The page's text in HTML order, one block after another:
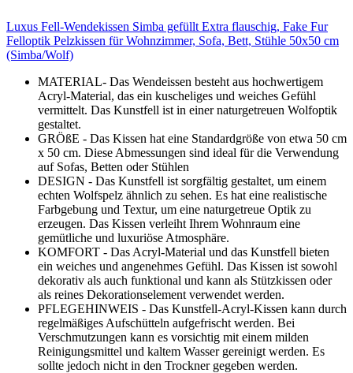
Luxus Fell-Wendekissen Simba gefüllt Extra flauschig, Fake Fur
Felloptik Pelzkissen für Wohnzimmer, Sofa, Bett, Stühle 50x50 cm
(Simba/Wolf)
MATERIAL- Das Wendeissen besteht aus hochwertigem
Acryl-Material, das ein kuscheliges und weiches Gefühl
vermittelt. Das Kunstfell ist in einer naturgetreuen Wolfoptik
gestaltet.
GRÖßE - Das Kissen hat eine Standardgröße von etwa 50 cm
x 50 cm. Diese Abmessungen sind ideal für die Verwendung
auf Sofas, Betten oder Stühlen
DESIGN - Das Kunstfell ist sorgfältig gestaltet, um einem
echten Wolfspelz ähnlich zu sehen. Es hat eine realistische
Farbgebung und Textur, um eine naturgetreue Optik zu
erzeugen. Das Kissen verleiht Ihrem Wohnraum eine
gemütliche und luxuriöse Atmosphäre.
KOMFORT - Das Acryl-Material und das Kunstfell bieten
ein weiches und angenehmes Gefühl. Das Kissen ist sowohl
dekorativ als auch funktional und kann als Stützkissen oder
als reines Dekorationselement verwendet werden.
PFLEGEHINWEIS - Das Kunstfell-Acryl-Kissen kann durch
regelmäßiges Aufschütteln aufgefrischt werden. Bei
Verschmutzungen kann es vorsichtig mit einem milden
Reinigungsmittel und kaltem Wasser gereinigt werden. Es
sollte jedoch nicht in den Trockner gegeben werden.